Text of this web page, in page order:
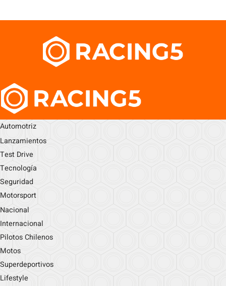
Automotriz
Lanzamientos
Test Drive
Tecnología
Seguridad
Motorsport
Nacional
Internacional
Pilotos Chilenos
Motos
Superdeportivos
Lifestyle